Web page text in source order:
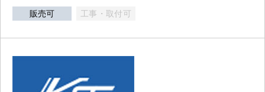
販売可 工事・取付可